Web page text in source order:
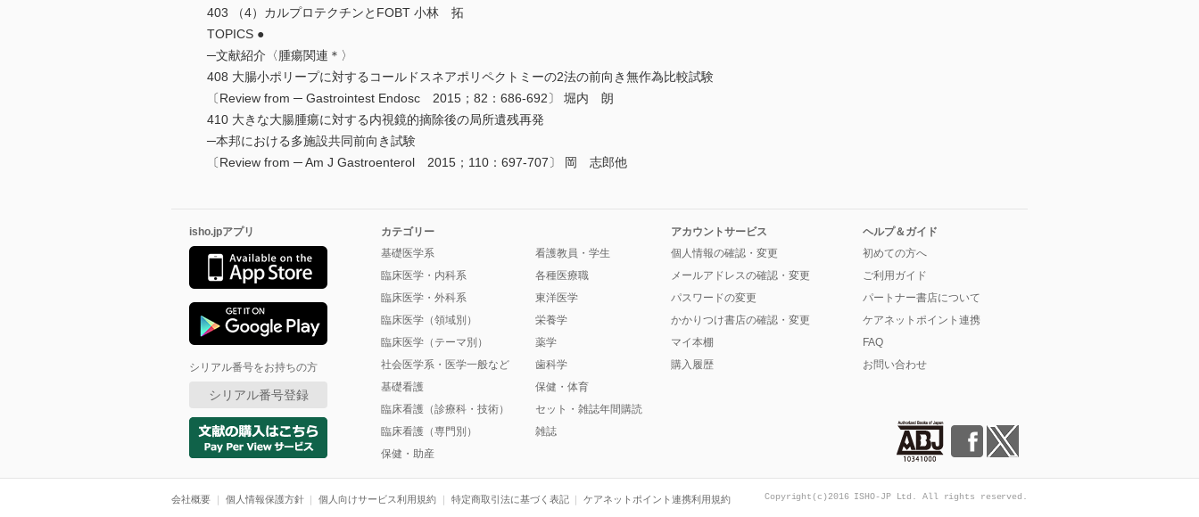
403 （4）カルプロテクチンとFOBT 小林 拓
TOPICS ●
─文献紹介〈腫瘍関連＊〉
408 大腸小ポリープに対するコールドスネアポリペクトミーの2法の前向き無作為比較試験
〔Review from ─ Gastrointest Endosc 2015；82：686-692〕 堀内 朗
410 大きな大腸腫瘍に対する内視鏡的摘除後の局所遺残再発
─本邦における多施設共同前向き試験
〔Review from ─ Am J Gastroenterol 2015；110：697-707〕 岡 志郎他
isho.jpアプリ
シリアル番号をお持ちの方
シリアル番号登録
カテゴリー
基礎医学系
臨床医学・内科系
臨床医学・外科系
臨床医学（領域別）
臨床医学（テーマ別）
社会医学系・医学一般など
基礎看護
臨床看護（診療科・技術）
臨床看護（専門別）
保健・助産
看護教員・学生
各種医療職
東洋医学
栄養学
薬学
歯科学
保健・体育
セット・雑誌年間購読
雑誌
アカウントサービス
個人情報の確認・変更
メールアドレスの確認・変更
パスワードの変更
かかりつけ書店の確認・変更
マイ本棚
購入履歴
ヘルプ＆ガイド
初めての方へ
ご利用ガイド
パートナー書店について
ケアネットポイント連携
FAQ
お問い合わせ
会社概要 個人情報保護方針 個人向けサービス利用規約 特定商取引法に基づく表記 ケアネットポイント連携利用規約 Copyright(c)2016 ISHO-JP Ltd. All rights reserved.